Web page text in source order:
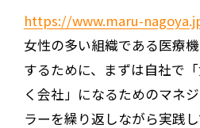
https://www.maru-
女性の多い組織である医療
するために、まずは自社で
く会社」になるためのマネ
ラーを繰り返しながら実践し